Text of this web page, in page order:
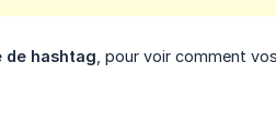
de hashtag , pour voir comment